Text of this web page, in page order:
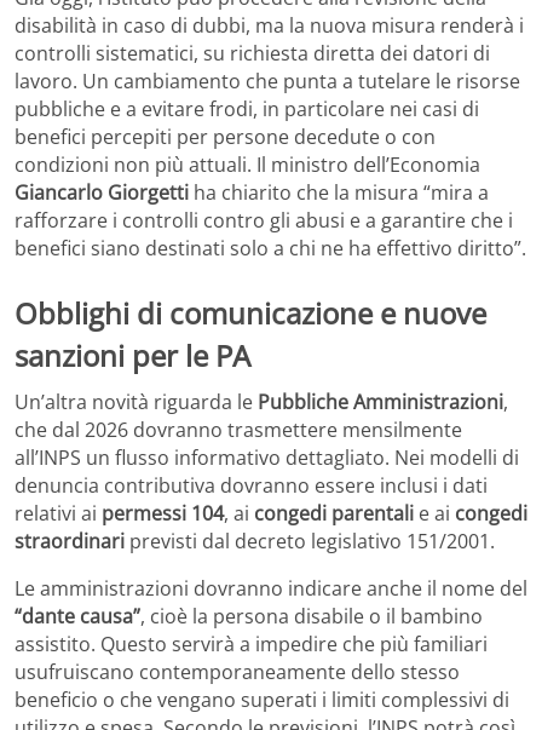
disabilità in caso di dubbi, ma la nuova misura renderà i
controlli sistematici, su richiesta diretta dei datori di
lavoro. Un cambiamento che punta a tutelare le risorse
pubbliche e a evitare frodi, in particolare nei casi di
benefici percepiti per persone decedute o con
condizioni non più attuali. Il ministro dell’Economia
Giancarlo Giorgetti ha chiarito che la misura “mira a
rafforzare i controlli contro gli abusi e a garantire che i
benefici siano destinati solo a chi ne ha effettivo diritto”.
Obblighi di comunicazione e nuove
sanzioni per le PA
Un’altra novità riguarda le Pubbliche Amministrazioni,
che dal 2026 dovranno trasmettere mensilmente
all’INPS un flusso informativo dettagliato. Nei modelli di
denuncia contributiva dovranno essere inclusi i dati
relativi ai permessi 104, ai congedi parentali e ai congedi
straordinari previsti dal decreto legislativo 151/2001.
Le amministrazioni dovranno indicare anche il nome del
“dante causa”, cioè la persona disabile o il bambino
assistito. Questo servirà a impedire che più familiari
usufruiscano contemporaneamente dello stesso
beneficio o che vengano superati i limiti complessivi di